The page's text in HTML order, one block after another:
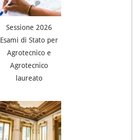
Sessione 2026
Esami di Stato per
Agrotecnico e
Agrotecnico
laureato